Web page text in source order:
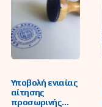
Υποβολή ενιαίας
αίτησης
προσωρινής